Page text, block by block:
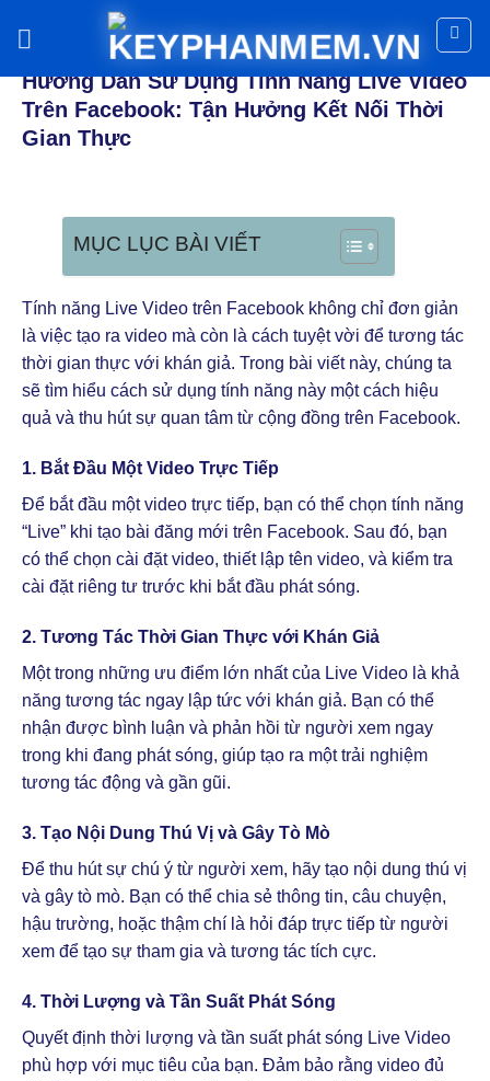
THỦ THUẬT FACEBOOK
Hướng Dẫn Sử Dụng Tính Năng Live Video
Trên Facebook: Tận Hưởng Kết Nối Thời
Gian Thực
MỤC LỤC BÀI VIẾT
Tính năng Live Video trên Facebook không chỉ đơn giản
là việc tạo ra video mà còn là cách tuyệt vời để tương tác
thời gian thực với khán giả. Trong bài viết này, chúng ta
sẽ tìm hiểu cách sử dụng tính năng này một cách hiệu
quả và thu hút sự quan tâm từ cộng đồng trên Facebook.
1. Bắt Đầu Một Video Trực Tiếp
Để bắt đầu một video trực tiếp, bạn có thể chọn tính năng
“Live” khi tạo bài đăng mới trên Facebook. Sau đó, bạn
có thể chọn cài đặt video, thiết lập tên video, và kiểm tra
cài đặt riêng tư trước khi bắt đầu phát sóng.
2. Tương Tác Thời Gian Thực với Khán Giả
Một trong những ưu điểm lớn nhất của Live Video là khả
năng tương tác ngay lập tức với khán giả. Bạn có thể
nhận được bình luận và phản hồi từ người xem ngay
trong khi đang phát sóng, giúp tạo ra một trải nghiệm
tương tác động và gần gũi.
3. Tạo Nội Dung Thú Vị và Gây Tò Mò
Để thu hút sự chú ý từ người xem, hãy tạo nội dung thú vị
và gây tò mò. Bạn có thể chia sẻ thông tin, câu chuyện,
hậu trường, hoặc thậm chí là hỏi đáp trực tiếp từ người
xem để tạo sự tham gia và tương tác tích cực.
4. Thời Lượng và Tần Suất Phát Sóng
Quyết định thời lượng và tần suất phát sóng Live Video
phù hợp với mục tiêu của bạn. Đảm bảo rằng video đủ